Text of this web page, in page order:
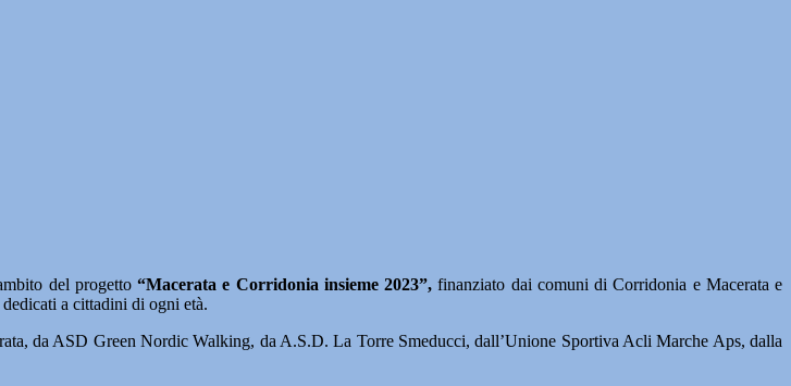
del progetto“Macerata e Corridonia insieme 2023”, finanziato dai comuni di Corridonia e Macerata e
a cittadini di ogni età.
da ASD Green Nordic Walking, da A.S.D. La Torre Smeducci, dall’Unione Sportiva Acli Marche Aps, dalla